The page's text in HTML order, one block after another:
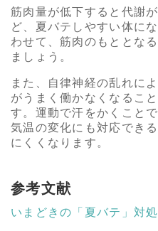
筋肉量が低下すると代謝
ど、夏バテしやすい体に
わせて、筋肉のもととな
ましょう。
また、自律神経の乱れに
がうまく働かなくなるこ
す。運動で汗をかくこと
気温の変化にも対応でき
にくくなります。
参考文献
いまどきの「夏バテ」対